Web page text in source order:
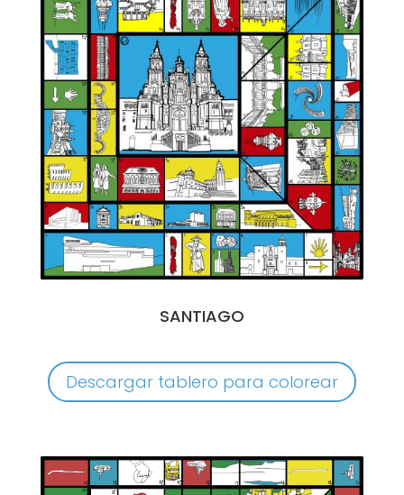
SANTIAGO
Descargar tablero para colorear